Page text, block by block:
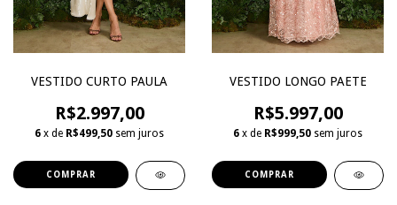
VESTIDO CURTO PAULA
R$2.997,00
6 x de R$499,50 sem juros
COMPRAR
VESTIDO LONGO PAETE
R$5.997,00
6 x de R$999,50 sem juros
COMPRAR